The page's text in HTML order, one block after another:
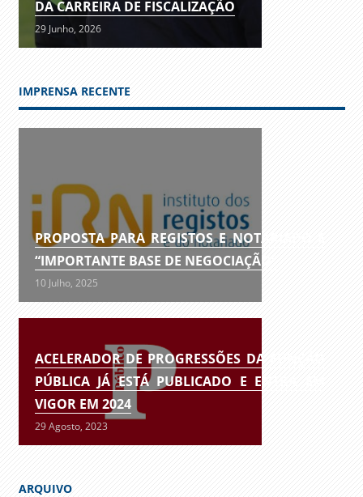
DA CARREIRA DE FISCALIZAÇÃO
29 Junho, 2026
IMPRENSA RECENTE
PROPOSTA PARA REGISTOS E NOTARIADO É
“IMPORTANTE BASE DE NEGOCIAÇÃO”
10 Julho, 2025
ACELERADOR DE PROGRESSÕES DA FUNÇÃO
PÚBLICA JÁ ESTÁ PUBLICADO E ENTRA EM
VIGOR EM 2024
29 Agosto, 2023
ARQUIVO